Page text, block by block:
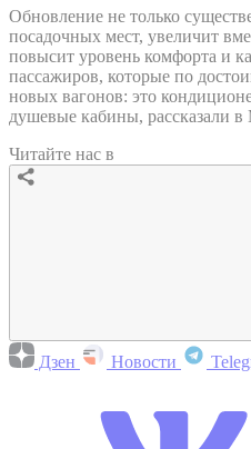
Обновление не только
посадочных мест, увеличит
повысит уровень комфорта и
пассажиров, которые по
новых вагонов: это
душевые кабины, рассказали в
Читайте нас в
Дзен Новости